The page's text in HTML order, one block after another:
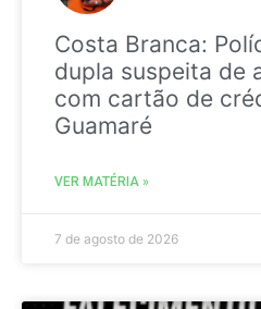
Costa Branca:
dupla suspeita de
com cartão de
Guamaré
VER MATÉRIA »
7 de agosto de 2026